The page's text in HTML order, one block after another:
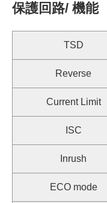
保護回路/ 機能
TSD
Reverse
Current Limit
ISC
Inrush
ECO mode